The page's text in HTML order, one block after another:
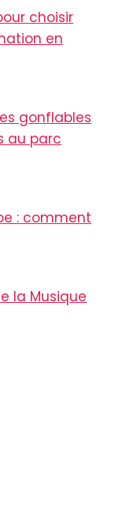
choisir
en
gonflables
au parc
: comment
la Musique